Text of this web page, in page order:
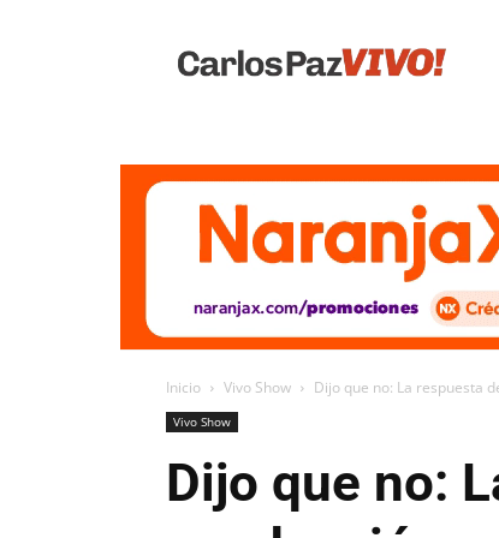
Vivo
Inicio Vivo Show Dijo que no: La respuesta
Vivo Show
Dijo que no: